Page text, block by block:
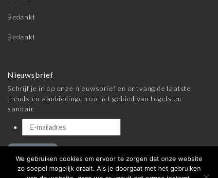
Bedankt
Bedankt
Nieuwsbrief
Schrijf je in op onze nieuwsbrief en ontvang de laatste
trends en aanbiedingen op het gebied van tegels en
sanitair.
We gebruiken cookies om ervoor te zorgen dat onze website
zo soepel mogelijk draait. Als je doorgaat met het gebruiken